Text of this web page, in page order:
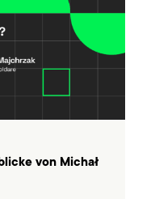
von Michał